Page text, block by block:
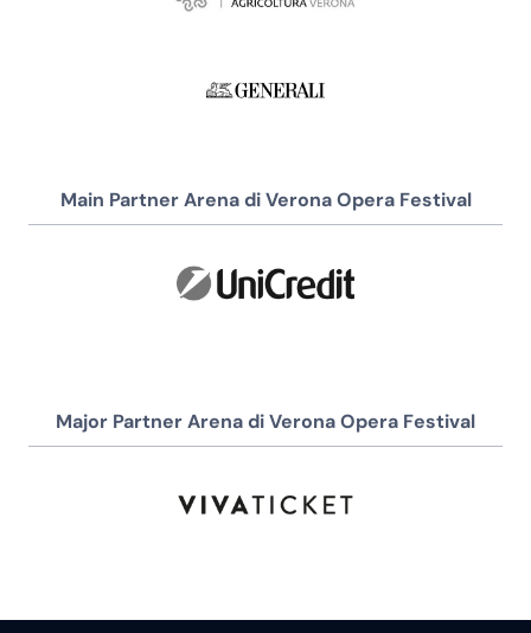
Main Partner Arena di Verona Opera Festival
Major Partner Arena di Verona Opera Festival